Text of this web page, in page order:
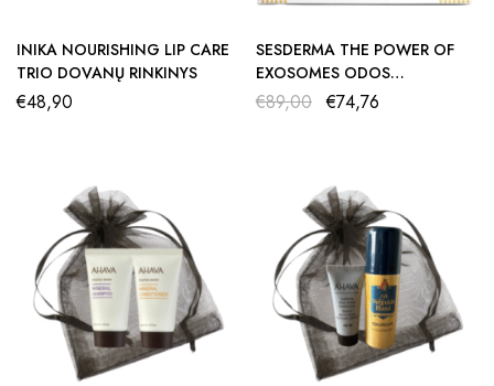
INIKA NOURISHING LIP CARE
TRIO DOVANŲ RINKINYS
€48,90
SESDERMA THE POWER OF
EXOSOMES ODOS
PRIEŽIŪROS RINKINYS
€89,00 €74,76